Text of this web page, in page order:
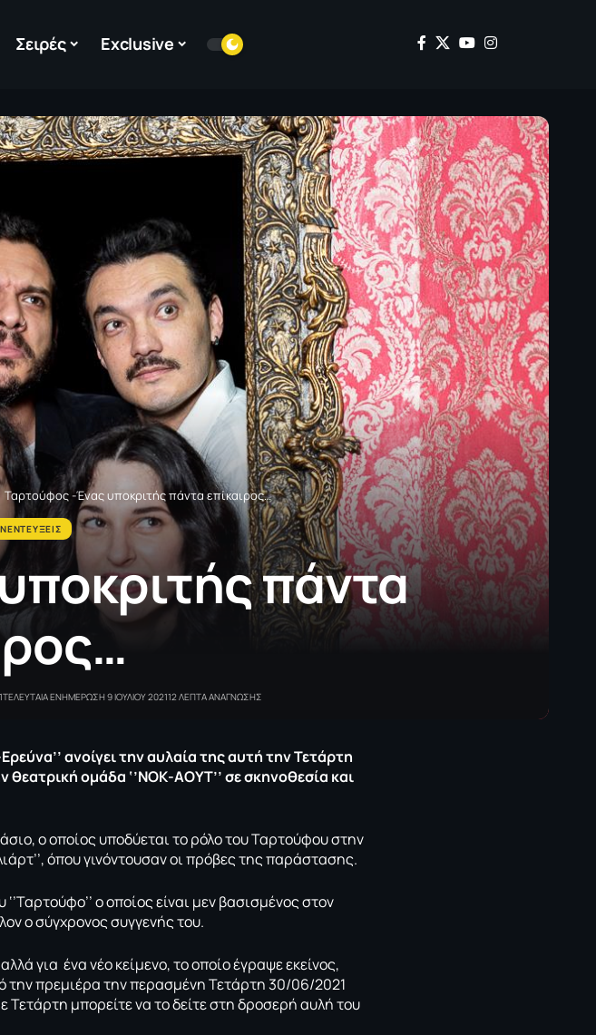
Σειρές Exclusive
Ταρτούφος -Ένας υποκριτής πάντα επίκαιρος…
πάντα
ΤΕΛΕΥΤΑΙΑ ΕΝΗΜΕΡΩΣΗ 9 ΙΟΥΛΙΟΥ 202112 ΛΕΠΤΑ ΑΝΑΓΝΩΣΗΣ
ανοίγει την αυλαία της αυτή την Τετάρτη
θεατρική ομάδα ‘’ΝΟΚ-ΑΟΥΤ’’ σε σκηνοθεσία και
ο οποίος υποδύεται το ρόλο του Ταρτούφου στην
όπου γινόντουσαν οι πρόβες της παράστασης.
ο οποίος είναι μεν βασισμένος στον
ο σύγχρονος συγγενής του.
για ένα νέο κείμενο, το οποίο έγραψε εκείνος,
την πρεμιέρα την περασμένη Τετάρτη 30/06/2021
μπορείτε να το δείτε στη δροσερή αυλή του